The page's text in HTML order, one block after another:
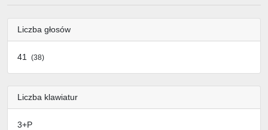
Liczba głosów
41 (38)
Liczba klawiatur
3+P